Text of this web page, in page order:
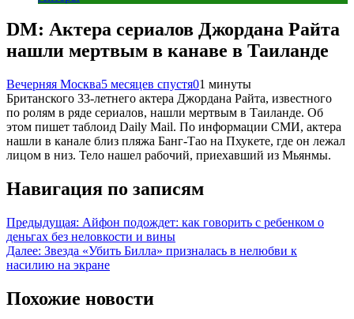
DM: Актера сериалов Джордана Райта
нашли мертвым в канаве в Таиланде
Вечерняя Москва5 месяцев спустя01 минуты
Британского 33-летнего актера Джордана Райта, известного
по ролям в ряде сериалов, нашли мертвым в Таиланде. Об
этом пишет таблоид Daily Mail. По информации СМИ, актера
нашли в канале близ пляжа Банг-Тао на Пхукете, где он лежал
лицом в низ. Тело нашел рабочий, приехавший из Мьянмы.
Навигация по записям
Предыдущая: Айфон подождет: как говорить с ребенком о
деньгах без неловкости и вины
Далее: Звезда «Убить Билла» призналась в нелюбви к
насилию на экране
Похожие новости